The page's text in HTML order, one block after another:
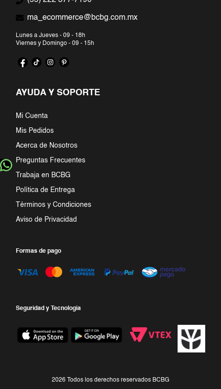
ma_ecommerce@bcbg.com.mx
Lunes a Jueves - 09 - 18h
Viernes y Domingo - 09 - 15h
AYUDA Y SOPORTE
Mi Cuenta
Mis Pedidos
Acerca de Nosotros
Preguntas Frecuentes
Trabaja en BCBG
Política de Entrega
Términos y Condiciones
Aviso de Privacidad
Formas de pago
Seguridad y Tecnologia
2026 Todos los derechos reservados BCBG